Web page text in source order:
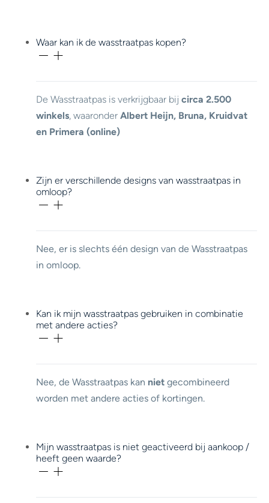
Waar kan ik de wasstraatpas kopen?
De Wasstraatpas is verkrijgbaar bij circa 2.500
winkels, waaronder Albert Heijn, Bruna, Kruidvat
en Primera (online)
Zijn er verschillende designs van wasstraatpas in
omloop?
Nee, er is slechts één design van de Wasstraatpas
in omloop.
Kan ik mijn wasstraatpas gebruiken in combinatie
met andere acties?
Nee, de Wasstraatpas kan niet gecombineerd
worden met andere acties of kortingen.
Mijn wasstraatpas is niet geactiveerd bij aankoop /
heeft geen waarde?